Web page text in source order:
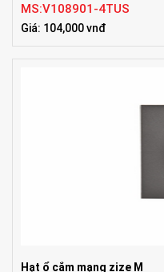
MS:V108901-4TUS
Giá: 104,000 vnđ
Hạt ổ cắm mạng zize M